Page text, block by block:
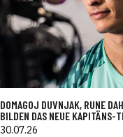
DOMAGOJ DUVNJAK, RUNE
BILDEN DAS NEUE KAPITÄNS-
30.07.26